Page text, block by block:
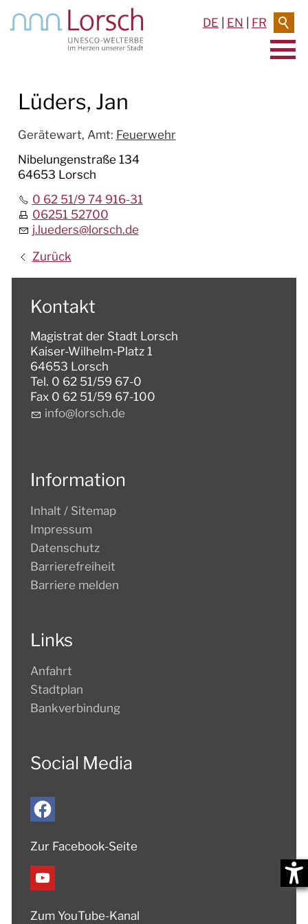
DE EN FR
BAUEN & UMWELT
KULTUR
TOURISMUS
Lüders, Jan
Gerätewart, Amt: Feuerwehr
Nibelungenstraße 134
64653 Lorsch
0 62 51/9 74 916-31
06251 52700
j.lueders@lorsch.de
Zurück
Kontakt
Magistrat der Stadt Lorsch
Kaiser-Wilhelm-Platz 1
64653 Lorsch
Tel. 0 62 51/59 67-0
Fax 0 62 51/59 67-100
nf
l rsch d
Information
Inhalt / Sitemap
Impressum
Datenschutz
Barrierefreiheit
Barriere melden
Links
Anfahrt
Stadtplan
Bankverbindung
Social Media
Zur Facebook-Seite
Zum YouTube-Kanal